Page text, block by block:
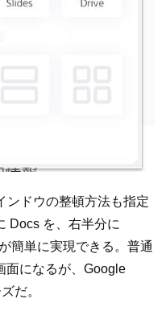
ンドウの整頓方法も指定
Docs を、右半分に
簡単に実現できる。普通
面になるが、Google
だ。